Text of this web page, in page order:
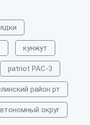
кунжут
patriot PAC-3
район рт
округ